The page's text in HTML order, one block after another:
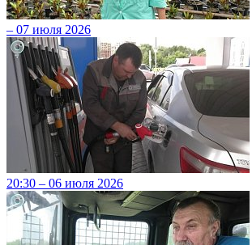
– 07 июля 2026
20:30 – 06 июля 2026